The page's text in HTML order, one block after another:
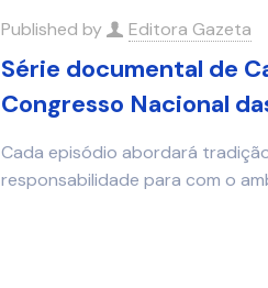
Published by Editora Gazeta
Série documental de
Congresso Nacional
Cada episódio abordará
responsabilidade para com o